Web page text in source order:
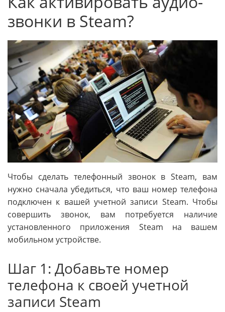
звонки в Steam?
Чтобы сделать телефонный звонок в Steam, вам
нужно сначала убедиться, что ваш номер телефона
подключен к вашей учетной записи Steam. Чтобы
совершить звонок, вам потребуется наличие
установленного приложения Steam на вашем
мобильном устройстве.
Шаг 1: Добавьте номер
телефона к своей учетной
записи Steam